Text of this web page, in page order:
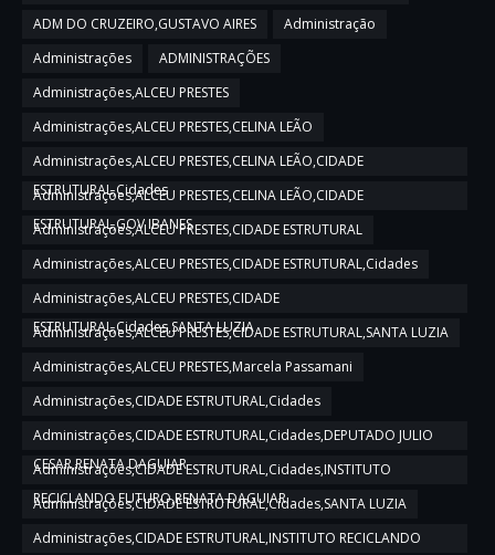
ADM DO CRUZEIRO,GUSTAVO AIRES
Administração
Administrações
ADMINISTRAÇÕES
Administrações,ALCEU PRESTES
Administrações,ALCEU PRESTES,CELINA LEÃO
Administrações,ALCEU PRESTES,CELINA LEÃO,CIDADE
ESTRUTURAL,Cidades
Administrações,ALCEU PRESTES,CELINA LEÃO,CIDADE
ESTRUTURAL,GOV IBANES
Administrações,ALCEU PRESTES,CIDADE ESTRUTURAL
Administrações,ALCEU PRESTES,CIDADE ESTRUTURAL,Cidades
Administrações,ALCEU PRESTES,CIDADE
ESTRUTURAL,Cidades,SANTA LUZIA
Administrações,ALCEU PRESTES,CIDADE ESTRUTURAL,SANTA LUZIA
Administrações,ALCEU PRESTES,Marcela Passamani
Administrações,CIDADE ESTRUTURAL,Cidades
Administrações,CIDADE ESTRUTURAL,Cidades,DEPUTADO JULIO
CESAR,RENATA DAGUIAR
Administrações,CIDADE ESTRUTURAL,Cidades,INSTITUTO
RECICLANDO FUTURO,RENATA DAGUIAR
Administrações,CIDADE ESTRUTURAL,Cidades,SANTA LUZIA
Administrações,CIDADE ESTRUTURAL,INSTITUTO RECICLANDO